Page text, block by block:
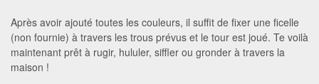
Après avoir ajouté toutes les couleurs, il suffit de fixer une ficelle
(non fournie) à travers les trous prévus et le tour est joué. Te voilà
maintenant prêt à rugir, hululer, siffler ou gronder à travers la
maison !